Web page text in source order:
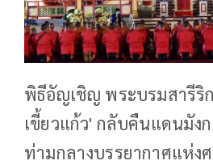
พิธีอัญเชิญ พระบรมสารีริ
เขี้ยวแก้ว' กลับคืนแดนมัง
ท่ามกลางบรรยากาศแห่ง